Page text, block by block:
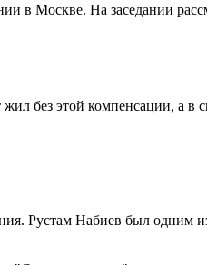
в Москве. На заседании
без этой компенсации, а в
Рустам Набиев был одним